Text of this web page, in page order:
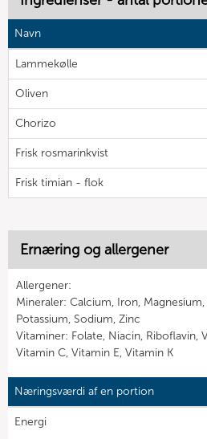
Navn
Lammekølle
Oliven
Chorizo
Frisk rosmarinkvist
Frisk timian - flok
Ernæring og allergener
Allergener:
Mineraler: Calcium, Iron,
Potassium, Sodium, Zinc
Vitaminer: Folate, Niacin, Riboflavin,
Vitamin C, Vitamin E, Vitamin K
Næringsværdi af en portion
Energi